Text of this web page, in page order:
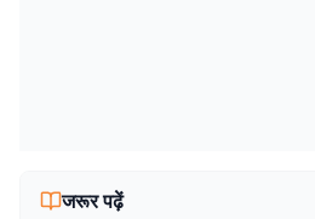
जरूर पढ़ें